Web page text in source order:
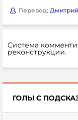
Перевод:
Система
реконструкции.
ГОЛЫ С